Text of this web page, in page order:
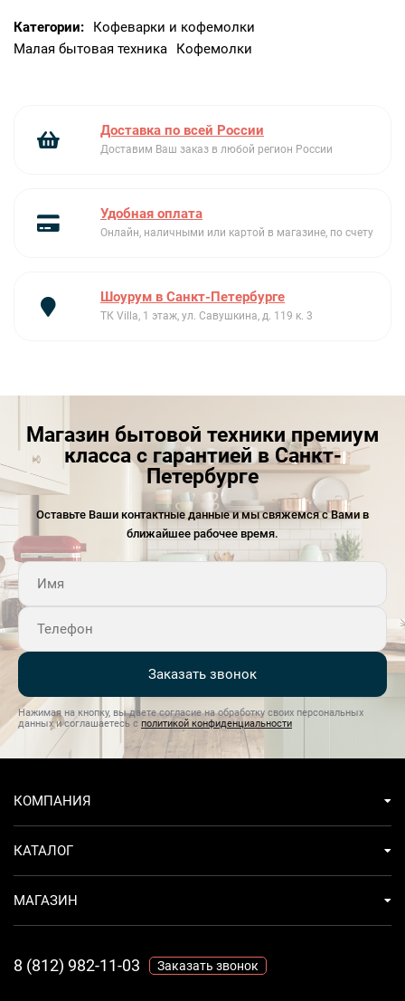
Загрузочная воронка для зерен вместимостью 198 г
может откручиваться от корпуса электродвигателя для
Категории:
Кофеварки и кофемолки
Малая бытовая техника
Кофемолки
Доставка по всей России
Доставим Ваш заказ в любой регион России
Удобная оплата
Онлайн, наличными или картой в магазине, по счету
Шоурум в Санкт-Петербурге
ТК Villa, 1 этаж, ул. Савушкина, д. 119 к. 3
Магазин бытовой техники премиум
класса с гарантией в Санкт-
Петербурге
Оставьте Ваши контактные данные и мы свяжемся с Вами в
ближайшее рабочее время.
Заказать звонок
Нажимая на кнопку, вы даете согласие на обработку своих персональных
данных и соглашаетесь с политикой конфиденциальности
КОМПАНИЯ
КАТАЛОГ
МАГАЗИН
8 (812) 982-11-03 Заказать звонок